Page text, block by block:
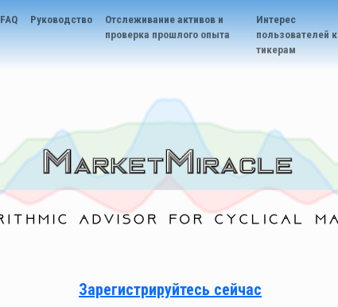
FAQ Руководство
Отслеживание активов и
проверка прошлого опыта
Интерес
пользователей к
тикерам
Зарегистрируйтесь сейчас